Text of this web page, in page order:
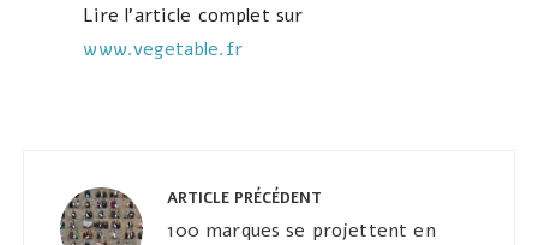
Lire l’article complet sur
www.vegetable.fr
ARTICLE PRÉCÉDENT
100 marques se projettent en